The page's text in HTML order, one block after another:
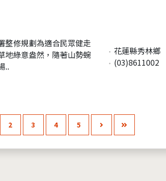
整修規劃為適合民眾健走
地綠意盎然，隨著山勢蜿
..
花蓮縣秀林鄉
(03)8611002
2 3 4 5